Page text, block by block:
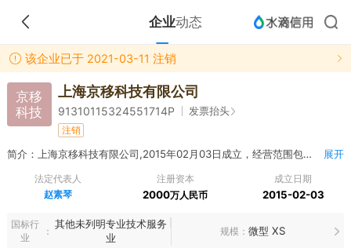
企业动态
该企业已于 2021-03-11 注销
京移
科技
上海京移科技有限公司
91310115324551714P 发票抬头
注销
简介：上海京移科技有限公司,2015年02月03日成立，经营范围包括从事通信科技的技术开发、技术服务、技术转让和技术咨询，仓储（除危险品）、电子产品、电子元器件、通讯设备（除卫星电视广播地面接收设施）的销售，从事货物及技术的进出口业务、转口贸易、区企业间的贸易及贸易代理，区内商业性简单加工，商务咨询。 【依法须经批准的项目，经相关部门批准后方可开展经营活动】 展开
法定代表人
赵素琴
注册资本
2000万人民币
成立日期
2015-02-03
国标行
业
其他未列明专业技术服务
业
规模 微型 XS